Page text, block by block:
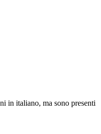
in italiano, ma sono presenti